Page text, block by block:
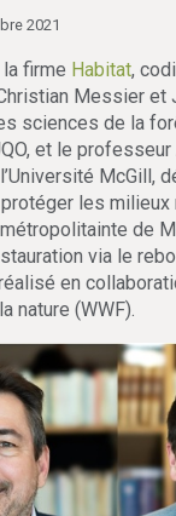
2021
firme Habitat,
Messier et
sciences de la
et le
McGill,
les milieux
de
via le
en
nature (WWF).